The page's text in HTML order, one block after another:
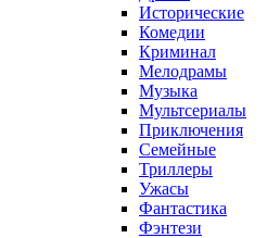
Исторические
Комедии
Криминал
Мелодрамы
Музыка
Мультсериалы
Приключения
Семейные
Триллеры
Ужасы
Фантастика
Фэнтези